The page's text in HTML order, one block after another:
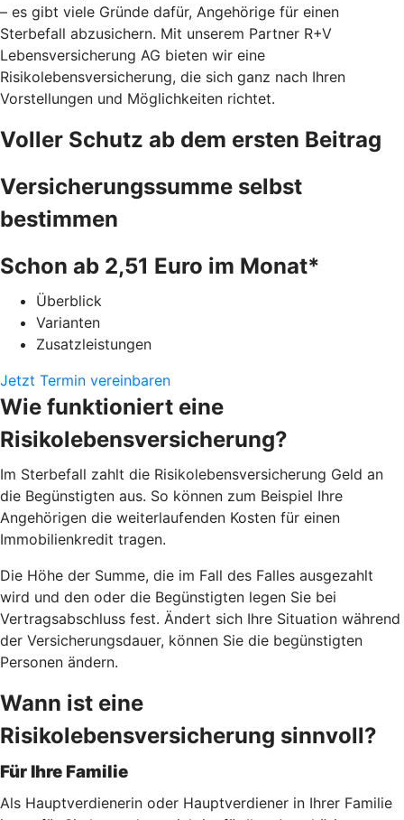
– es gibt viele Gründe dafür, Angehörige für einen
Sterbefall abzusichern. Mit unserem Partner R+V
Lebensversicherung AG bieten wir eine
Risikolebensversicherung, die sich ganz nach Ihren
Vorstellungen und Möglichkeiten richtet.
Voller Schutz ab dem ersten Beitrag
Versicherungssumme selbst
bestimmen
Schon ab 2,51 Euro im Monat*
Überblick
Varianten
Zusatzleistungen
Jetzt Termin vereinbaren
Wie funktioniert eine
Risikolebensversicherung?
Im Sterbefall zahlt die Risikolebensversicherung Geld an
die Begünstigten aus. So können zum Beispiel Ihre
Angehörigen die weiterlaufenden Kosten für einen
Immobilienkredit tragen.
Die Höhe der Summe, die im Fall des Falles ausgezahlt
wird und den oder die Begünstigten legen Sie bei
Vertragsabschluss fest. Ändert sich Ihre Situation während
der Versicherungsdauer, können Sie die begünstigten
Personen ändern.
Wann ist eine
Risikolebensversicherung sinnvoll?
Für Ihre Familie
Als Hauptverdienerin oder Hauptverdiener in Ihrer Familie